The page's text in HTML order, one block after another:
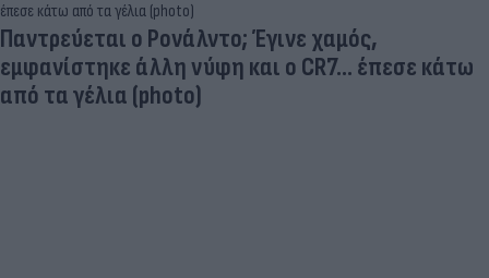
Παντρεύεται ο Ρονάλντο; Έγινε χαμός,
εμφανίστηκε άλλη νύφη και ο CR7… έπεσε κάτω
από τα γέλια (photo)